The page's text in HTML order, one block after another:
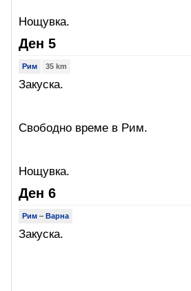
Нощувка.
Ден 5
Рим 35 km
Закуска.
Свободно време в Рим.
Нощувка.
Ден 6
Рим – Варна
Закуска.